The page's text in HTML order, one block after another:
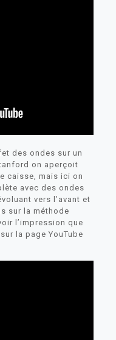
des ondes sur un
on aperçoit
caisse, mais ici on
avec des ondes
vers l’avant et
sur la méthode
l’impression que
la page YouTube